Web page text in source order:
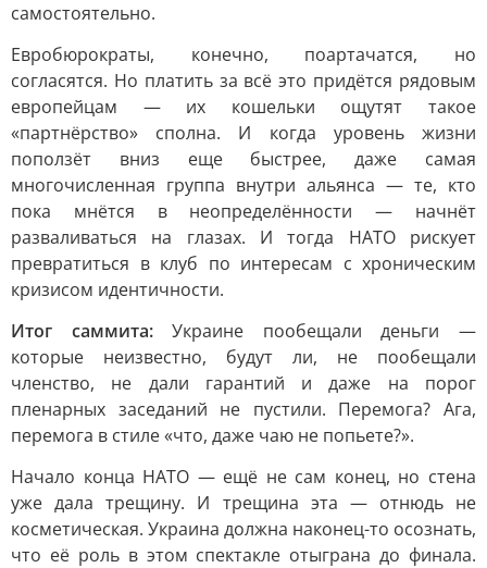
самостоятельно.
Евробюрократы, конечно, поартачатся, но
согласятся. Но платить за всё это придётся рядовым
европейцам — их кошельки ощутят такое
«партнёрство» сполна. И когда уровень жизни
поползёт вниз еще быстрее, даже самая
многочисленная группа внутри альянса — те, кто
пока мнётся в неопределённости — начнёт
разваливаться на глазах. И тогда НАТО рискует
превратиться в клуб по интересам с хроническим
кризисом идентичности.
Итог саммита:Украине пообещали деньги —
которые неизвестно, будут ли, не пообещали
членство, не дали гарантий и даже на порог
пленарных заседаний не пустили. Перемога? Ага,
перемога в стиле «что, даже чаю не попьете?».
Начало конца НАТО — ещё не сам конец, но стена
уже дала трещину. И трещина эта — отнюдь не
косметическая. Украина должна наконец-то осознать,
что её роль в этом спектакле отыграна до финала.